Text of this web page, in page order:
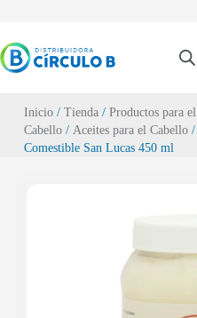
Inicio/ Tienda/ Productos para
Cabello/ Aceites para el Cabello/
Comestible San Lucas 450 ml